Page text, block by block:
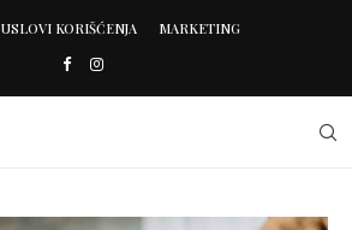
USLOVI KORIŠĆENJA MARKETING